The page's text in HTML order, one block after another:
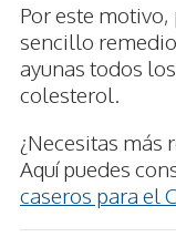
Por este
sencillo
ayunas todos
colesterol.
¿Necesitas más
Aquí puedes
caseros para el